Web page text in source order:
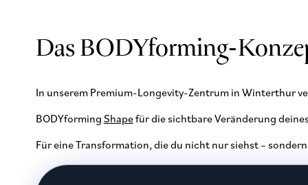
Das BODYforming-
In unserem Premium-Longevity-Zentrum in Winterthur
BODYforming Shapefür die sichtbare Veränderung
Für eine Transformation, die du nicht nur siehst –